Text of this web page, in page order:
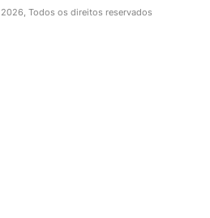
2026, Todos os direitos reservados